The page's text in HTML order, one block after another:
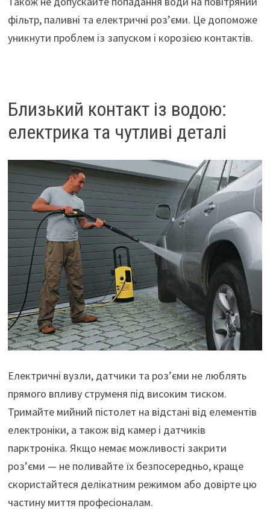
фільтр, паливні та електричні роз’єми. Це допоможе
уникнути проблем із запуском і корозією контактів.
Близький контакт із водою:
електрика та чутливі деталі
Електричні вузли, датчики та роз’єми не люблять
прямого впливу струменя під високим тиском.
Тримайте мийний пістолет на відстані від елементів
електроніки, а також від камер і датчиків
парктроніка. Якщо немає можливості закрити
роз’єми — не поливайте їх безпосередньо, краще
скористайтеся делікатним режимом або довірте цю
частину миття професіоналам.